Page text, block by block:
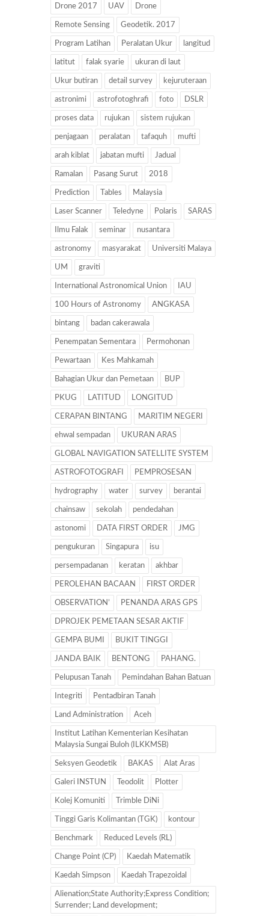
Drone 2017 UAV Drone
Remote Sensing Geodetik. 2017
Program Latihan Peralatan Ukur langitud
latitut falak syarie ukuran di laut
Ukur butiran detail survey kejuruteraan
astronimi astrofotoghrafi foto DSLR
proses data rujukan sistem rujukan
penjagaan peralatan tafaquh mufti
arah kiblat jabatan mufti Jadual
Ramalan Pasang Surut 2018
Prediction Tables Malaysia
Laser Scanner Teledyne Polaris SARAS
Ilmu Falak seminar nusantara
astronomy masyarakat Universiti Malaya
UM graviti
International Astronomical Union IAU
100 Hours of Astronomy ANGKASA
bintang badan cakerawala
Penempatan Sementara Permohonan
Pewartaan Kes Mahkamah
Bahagian Ukur dan Pemetaan BUP
PKUG LATITUD LONGITUD
CERAPAN BINTANG MARITIM NEGERI
ehwal sempadan UKURAN ARAS
GLOBAL NAVIGATION SATELLITE SYSTEM
ASTROFOTOGRAFI PEMPROSESAN
hydrography water survey berantai
chainsaw sekolah pendedahan
astonomi DATA FIRST ORDER JMG
pengukuran Singapura isu
persempadanan keratan akhbar
PEROLEHAN BACAAN FIRST ORDER
OBSERVATION’ PENANDA ARAS GPS
DPROJEK PEMETAAN SESAR AKTIF
GEMPA BUMI BUKIT TINGGI
JANDA BAIK BENTONG PAHANG.
Pelupusan Tanah Pemindahan Bahan Batuan
Integriti Pentadbiran Tanah
Land Administration Aceh
Institut Latihan Kementerian Kesihatan
Malaysia Sungai Buloh (ILKKMSB)
Seksyen Geodetik BAKAS Alat Aras
Galeri INSTUN Teodolit Plotter
Kolej Komuniti Trimble DiNi
Tinggi Garis Kolimantan (TGK) kontour
Benchmark Reduced Levels (RL)
Change Point (CP) Kaedah Matematik
Kaedah Simpson Kaedah Trapezoidal
Alienation;State Authority;Express Condition;
Surrender; Land development;